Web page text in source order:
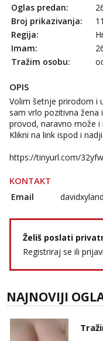
Oglas predan:
Broj prikazivanja:
Regija:
Imam:
Tražim osobu:
OPIS
Volim šetnje prirodom i
sam vrlo pozitivna žena
provod, naravno može i
Klikni na link ispod i
https://tinyurl.com/
KONTAKT
Email
Želiš poslati
Registriraj se ili
NAJNOVIJI